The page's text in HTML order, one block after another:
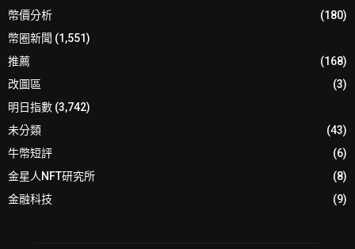
幣價分析
(180)
幣圈新聞 (1,551)
推薦
(168)
改圖區
(3)
明日指數 (3,742)
未分類
(43)
牛幣短評
(6)
金星人NFT研究所
(8)
金融科技
(9)